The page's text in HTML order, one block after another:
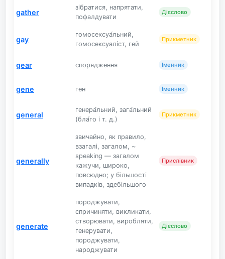
gather
зібратися, напрятати,
пофалдувати
Дієслово
gay
гомосексуа́льний,
гомосексуалі́ст, гей
Прикметник
gear спорядження Іменник
gene ген Іменник
general
генера́льний, зага́льний
(бла́го і т. д.)
Прикметник
generally
звичайно, як правило,
взагалі, загалом, ~
speaking — загалом
кажучи, широко,
повсюдно; у більшості
випадків, здебільшого
Прислівник
generate
породжувати,
спричиняти, викликати,
створювати, виробляти,
генерувати,
породжувати,
народжувати
Дієслово